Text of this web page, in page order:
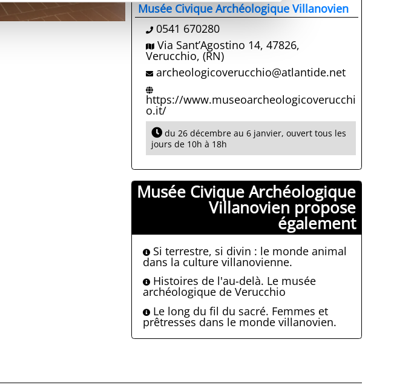
Musée Civique Archéologique Villanovien
0541 670280
Via Sant’Agostino 14, 47826,
Verucchio, (RN)
archeologicoverucchio@atlantide.net
https://www.museoarcheologicoverucchi
o.it/
du 26 décembre au 6 janvier, ouvert tous les
jours de 10h à 18h
Musée Civique Archéologique
Villanovien propose
également
Si terrestre, si divin : le monde animal
dans la culture villanovienne.
Histoires de l'au-delà. Le musée
archéologique de Verucchio
Le long du fil du sacré. Femmes et
prêtresses dans le monde villanovien.